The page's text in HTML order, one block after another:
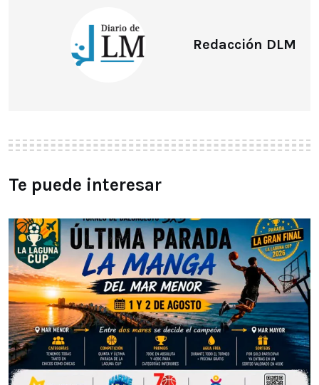
Redacción DLM
Te puede interesar